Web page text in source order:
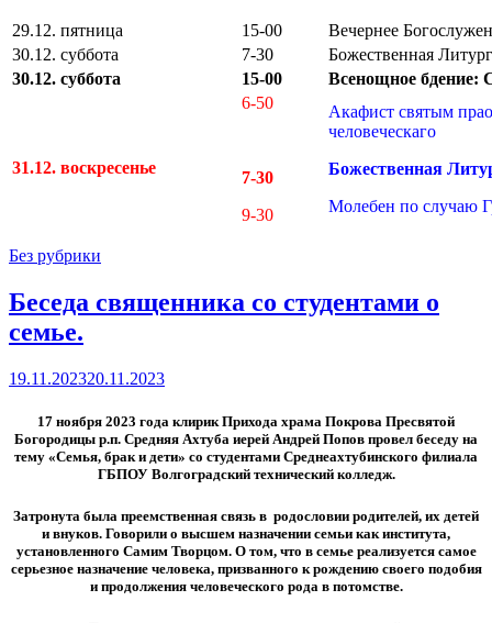
29.12. пятница 15-00
Вечернее
30.12. суббота
7-30
Божественная
30.12. суббота
15-00 Всенощное
31.12. воскресенье
6-50
7-30
9-30
Акафист святым
человеческаго
Божественная
Молебен по случаю
Без рубрики
Беседа священника со студентами о
семье.
19.11.202320.11.2023
17 ноября 2023 года клирик Прихода храма Покрова Пресвятой
Богородицы р.п. Средняя Ахтуба иерей Андрей Попов провел беседу на
тему «Семья, брак и дети» со студентами Среднеахтубинского филиала
ГБПОУ Волгоградский технический колледж.
Затронута была преемственная связь в родословии родителей, их детей
и внуков. Говорили о высшем назначении семьи как института,
установленного Самим Творцом. О том, что в семье реализуется самое
серьезное назначение человека, призванного к рождению своего подобия
и продолжения человеческого рода в потомстве.